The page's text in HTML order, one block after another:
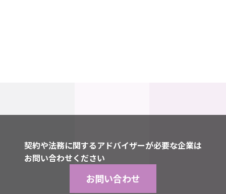
契約や法務に関するアドバイザーが必要な企業は
お問い合わせください
お問い合わせ